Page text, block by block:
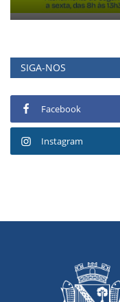
SIGA-NOS
Facebook
Instagram